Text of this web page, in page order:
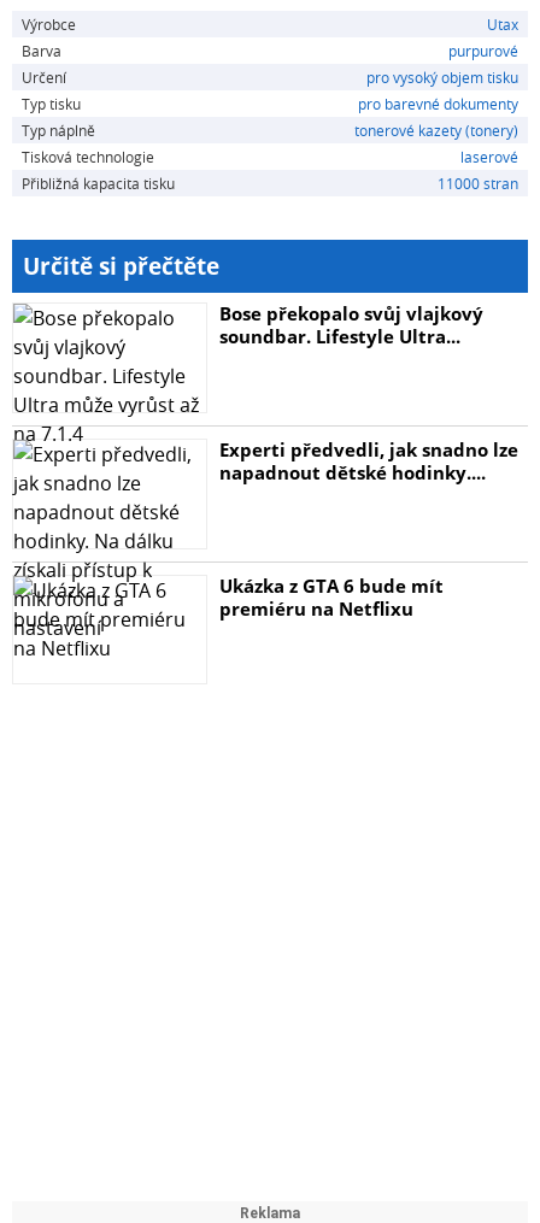
Výrobce
Utax
Barva
purpurové
Určení
pro vysoký objem tisku
Typ tisku
pro barevné dokumenty
Typ náplně
tonerové kazety (tonery)
Tisková technologie
laserové
Přibližná kapacita tisku
11000 stran
Určitě si přečtěte
Bose překopalo svůj vlajkový
soundbar. Lifestyle Ultra...
Experti předvedli, jak snadno lze
napadnout dětské hodinky....
Ukázka z GTA 6 bude mít
premiéru na Netflixu